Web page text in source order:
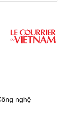
nghệ